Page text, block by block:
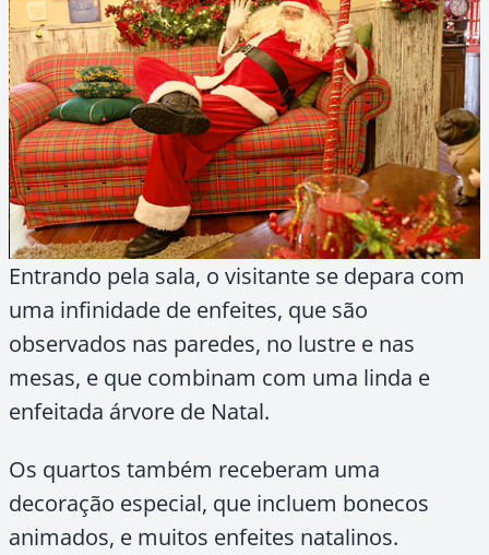
Entrando pela sala, o visitante se depara com
uma infinidade de enfeites, que são
observados nas paredes, no lustre e nas
mesas, e que combinam com uma linda e
enfeitada árvore de Natal.
Os quartos também receberam uma
decoração especial, que incluem bonecos
animados, e muitos enfeites natalinos.